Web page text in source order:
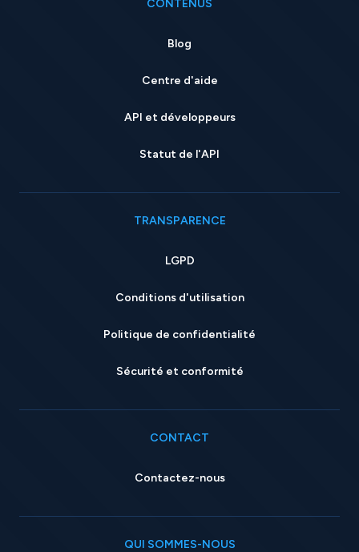
CONTENUS
Blog
Centre d'aide
API et développeurs
Statut de l'API
TRANSPARENCE
LGPD
Conditions d'utilisation
Politique de confidentialité
Sécurité et conformité
CONTACT
Contactez-nous
QUI SOMMES-NOUS